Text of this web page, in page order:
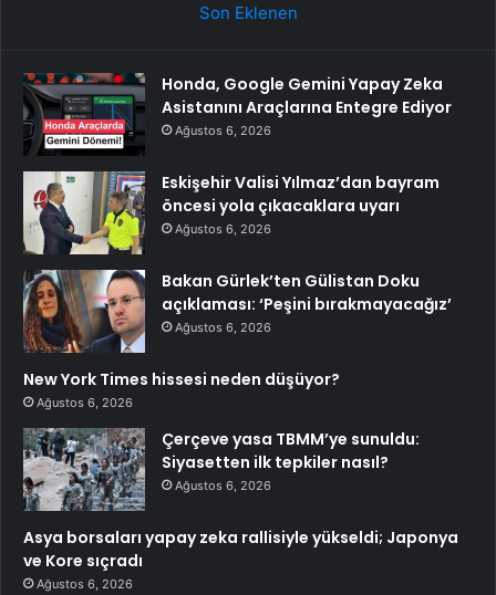
Son Eklenen
Honda, Google Gemini Yapay Zeka
Asistanını Araçlarına Entegre Ediyor
Ağustos 6, 2026
Eskişehir Valisi Yılmaz’dan bayram
öncesi yola çıkacaklara uyarı
Ağustos 6, 2026
Bakan Gürlek’ten Gülistan Doku
açıklaması: ‘Peşini bırakmayacağız’
Ağustos 6, 2026
New York Times hissesi neden düşüyor?
Ağustos 6, 2026
Çerçeve yasa TBMM’ye sunuldu:
Siyasetten ilk tepkiler nasıl?
Ağustos 6, 2026
Asya borsaları yapay zeka rallisiyle yükseldi; Japonya
ve Kore sıçradı
Ağustos 6, 2026